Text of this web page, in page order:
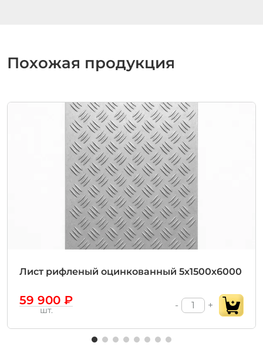
Похожая продукция
Лист рифленый оцинкованный 5х1500х6000
59 900 ₽
шт. - +